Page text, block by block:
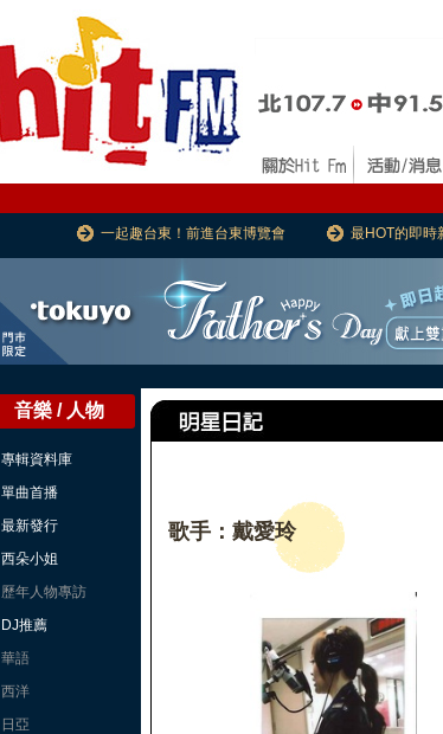
一起趣台東！前進台東博覽會 最HOT的即時
音樂 / 人物
專輯資料庫
單曲首播
最新發行
西朵小姐
歷年人物專訪
DJ推薦
華語
西洋
日亞
歌手：戴愛玲